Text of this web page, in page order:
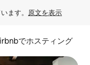
ます。 原文を表示
でホスティング